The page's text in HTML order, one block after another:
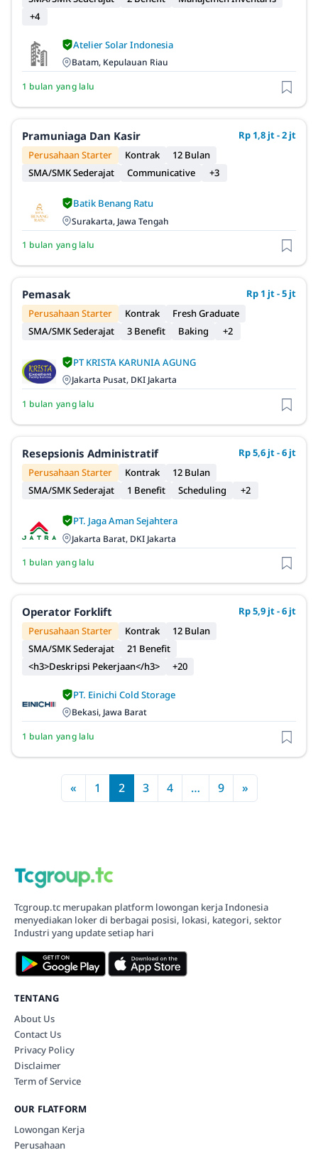
+4
Atelier Solar Indonesia
Batam, Kepulauan Riau
1 bulan yang lalu
Pramuniaga Dan Kasir
Rp 1,8 jt - 2 jt
Perusahaan Starter
Kontrak
12 Bulan
SMA/SMK Sederajat
Communicative +3
Batik Benang Ratu
Surakarta, Jawa Tengah
1 bulan yang lalu
Pemasak
Rp 1 jt - 5 jt
Perusahaan Starter
Kontrak
Fresh Graduate
SMA/SMK Sederajat
3 Benefit Baking +2
PT KRISTA KARUNIA AGUNG
Jakarta Pusat, DKI Jakarta
1 bulan yang lalu
Resepsionis Administratif
Rp 5,6 jt - 6 jt
Perusahaan Starter
Kontrak
12 Bulan
SMA/SMK Sederajat
1 Benefit Scheduling +2
PT. Jaga Aman Sejahtera
Jakarta Barat, DKI Jakarta
1 bulan yang lalu
Operator Forklift
Rp 5,9 jt - 6 jt
Perusahaan Starter
Kontrak
12 Bulan
SMA/SMK Sederajat
21 Benefit
<h3>Deskripsi Pekerjaan</h3>
+20
PT. Einichi Cold Storage
Bekasi, Jawa Barat
1 bulan yang lalu
« 1 2 3 4 … 9 »
Tcgroup.tc merupakan platform lowongan kerja Indonesia
menyediakan loker di berbagai posisi, lokasi, kategori, sektor
Industri yang update setiap hari
TENTANG
About Us
Contact Us
Privacy Policy
Disclaimer
Term of Service
OUR FLATFORM
Lowongan Kerja
Perusahaan